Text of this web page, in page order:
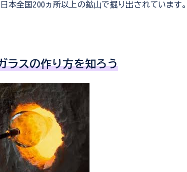
本全国200ヵ所以上の鉱山で掘り出されています。
ラスの作り方を知ろう